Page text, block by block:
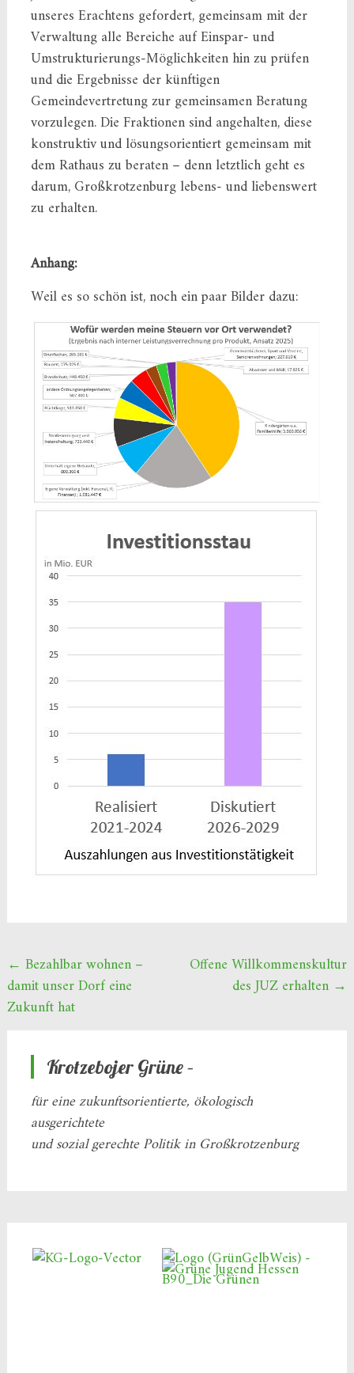
unseres Erachtens gefordert, gemeinsam mit der
Verwaltung alle Bereiche auf Einspar- und
Umstrukturierungs-Möglichkeiten hin zu prüfen
und die Ergebnisse der künftigen
Gemeindevertretung zur gemeinsamen Beratung
vorzulegen. Die Fraktionen sind angehalten, diese
konstruktiv und lösungsorientiert gemeinsam mit
dem Rathaus zu beraten – denn letztlich geht es
darum, Großkrotzenburg lebens- und liebenswert
zu erhalten.
Anhang:
Weil es so schön ist, noch ein paar Bilder dazu:
Beitragsnavigation
← Bezahlbar wohnen –
damit unser Dorf eine
Zukunft hat
Offene Willkommenskultur
des JUZ erhalten →
Krotzebojer Grüne –
für eine zukunftsorientierte, ökologisch
ausgerichtete
und sozial gerechte Politik in Großkrotzenburg